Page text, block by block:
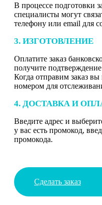
В процессе подготовки
специалисты могут
телефону или email для
3. ИЗГОТОВЛЕНИЕ
Оплатите заказ
получите
Когда отправим заказ
номером для
4. ДОСТАВКА И
Введите адрес и
у вас есть промокод,
промокода.
Сделать заказ